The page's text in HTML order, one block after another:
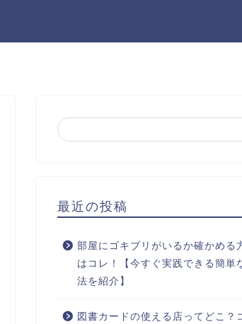
最近の投稿
部屋にゴキブリがいるか確かめる
はコレ！【今すぐ実践できる簡単
法を紹介】
図書カードの使える店ってどこ？